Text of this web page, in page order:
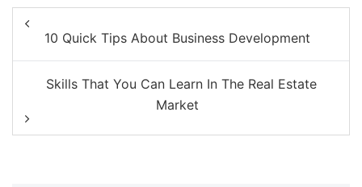
Beitragsnavigation
10 Quick Tips About Business Development
Skills That You Can Learn In The Real Estate
Market